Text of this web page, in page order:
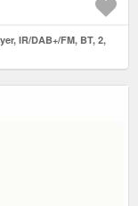
IR/DAB+/FM, BT, 2,